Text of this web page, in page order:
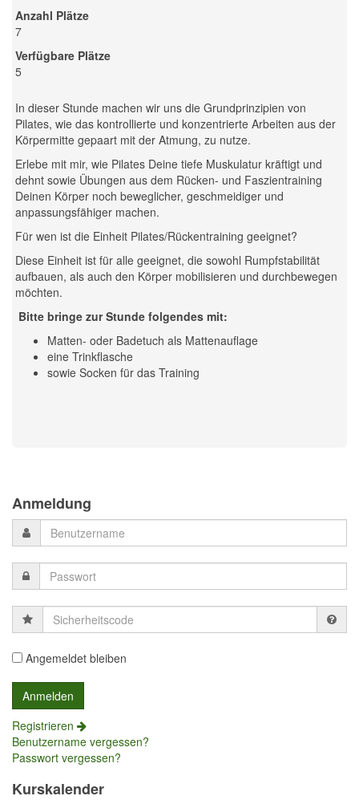
Anzahl Plätze
7
Verfügbare Plätze
5
In dieser Stunde machen wir uns die Grundprinzipien von
Pilates, wie das kontrollierte und konzentrierte Arbeiten aus der
Körpermitte gepaart mit der Atmung, zu nutze.
Erlebe mit mir, wie Pilates Deine tiefe Muskulatur kräftigt und
dehnt sowie Übungen aus dem Rücken- und Faszientraining
Deinen Körper noch beweglicher, geschmeidiger und
anpassungsfähiger machen.
Für wen ist die Einheit Pilates/Rückentraining geeignet?
Diese Einheit ist für alle geeignet, die sowohl Rumpfstabilität
aufbauen, als auch den Körper mobilisieren und durchbewegen
möchten.
Bitte bringe zur Stunde folgendes mit:
Matten- oder Badetuch als Mattenauflage
eine Trinkflasche
sowie Socken für das Training
Anmeldung
Sicherheitscode
Angemeldet bleiben
Registrieren
Benutzername vergessen?
Passwort vergessen?
Kurskalender